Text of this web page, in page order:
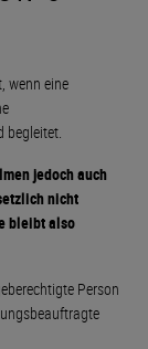
wenn eine
begleitet.
jedoch auch
nicht
bleibt also
Person